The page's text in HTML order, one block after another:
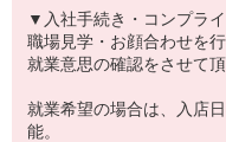
▼入社手続き・コンプラ
職場見学・お顔合わせを
就業意思の確認をさせて頂
就業希望の場合は、入店
能。